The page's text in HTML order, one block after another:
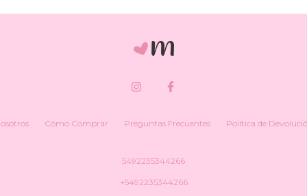
Cómo Comprar Preguntas Frecuentes Política de
5492235344266
+5492235344266